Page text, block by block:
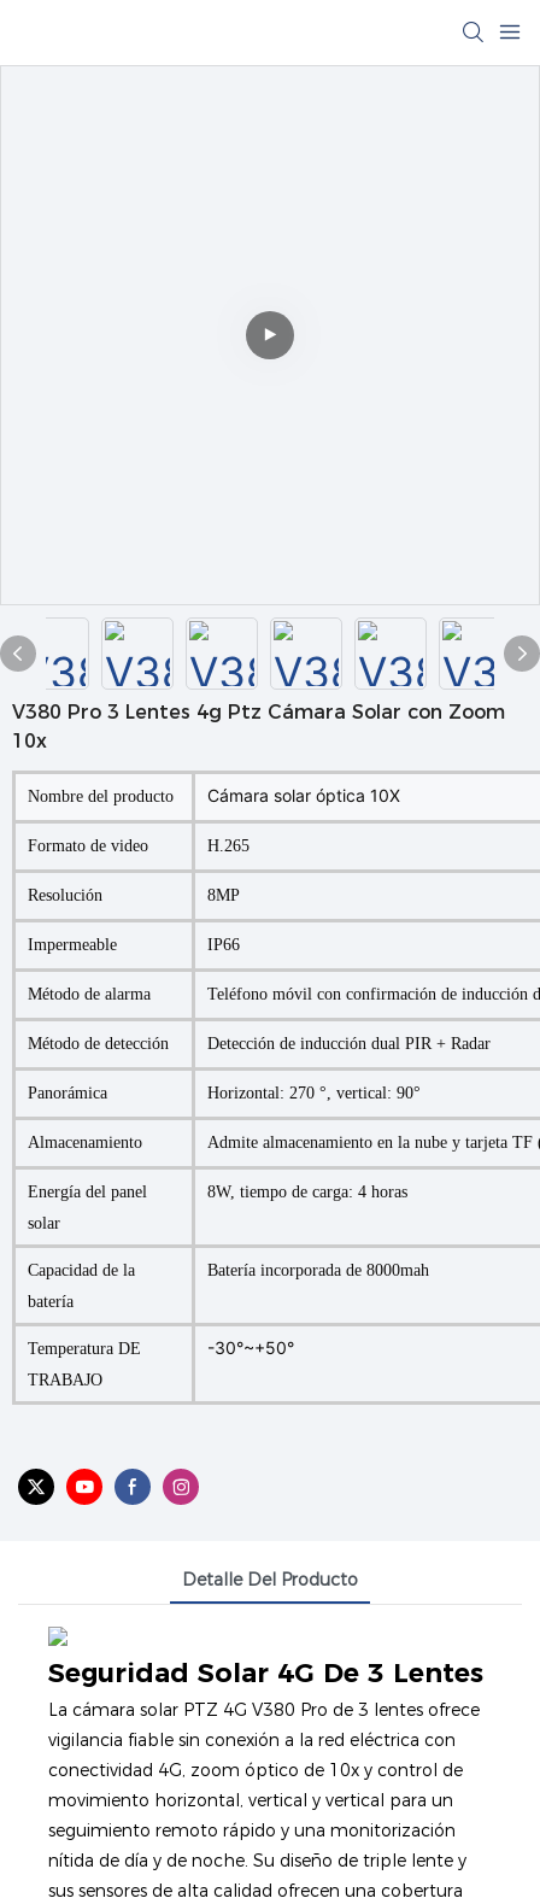
V380 Pro 3 Lentes 4g Ptz Cámara Solar con Zoom
10x
Nombre del producto Cámara solar óptica 10X
Formato de video H.265
Resolución 8MP
Impermeable IP66
Método de alarma Teléfono móvil con confirmación de inducción
Método de detección Detección de inducción dual PIR + Radar
Panorámica Horizontal: 270 °, vertical: 90°
Almacenamiento Admite almacenamiento en la nube y tarjeta
Energía del panel
solar
8W, tiempo de carga: 4 horas
Capacidad de la
batería
Batería incorporada de 8000mah
Temperatura DE
TRABAJO
-30°~+50°
Detalle Del Producto
Seguridad Solar 4G De 3 Lentes
La cámara solar PTZ 4G V380 Pro de 3 lentes ofrece
vigilancia fiable sin conexión a la red eléctrica con
conectividad 4G, zoom óptico de 10x y control de
movimiento horizontal, vertical y vertical para un
seguimiento remoto rápido y una monitorización
nítida de día y de noche. Su diseño de triple lente y
sus sensores de alta calidad ofrecen una cobertura